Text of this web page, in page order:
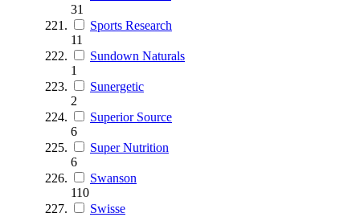
31
Sports Research
11
Sundown Naturals
1
Sunergetic
2
Superior Source
6
Super Nutrition
6
Swanson
110
Swisse